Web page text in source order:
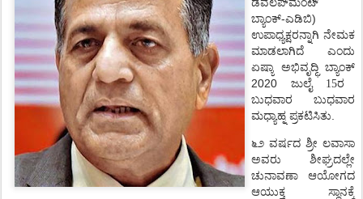
ಡೆವಲಪ್ಮೆಂಟ್
ಬ್ಯಾಂಕ್-ಎಡಿಬಿ)
ಉಪಾಧ್ಯಕ್ಷರನ್ನಾಗಿ ನೇಮಕ
ಮಾಡಲಾಗಿದೆ
ಎಂದು
ಏಷ್ಯಾ ಅಭಿವೃದ್ಧಿ ಬ್ಯಾಂಕ್
2020 ಜುಲೈ 15ರ
ಬುಧವಾರ
ಬುಧವಾರ
ಮಧ್ಯಾಹ್ನ ಪ್ರಕಟಿಸಿತು
೬೨ ವರ್ಷದ ಶ್ರೀ ಲವಾಸಾ
ಅವರು
ಶೀಘ್ರದಲ್ಲೇ
ಚುನಾವಣಾ
ಆಯೋಗದ
ಆಯುಕ್ತ
ಸ್ಥಾನಕ್ಕೆ